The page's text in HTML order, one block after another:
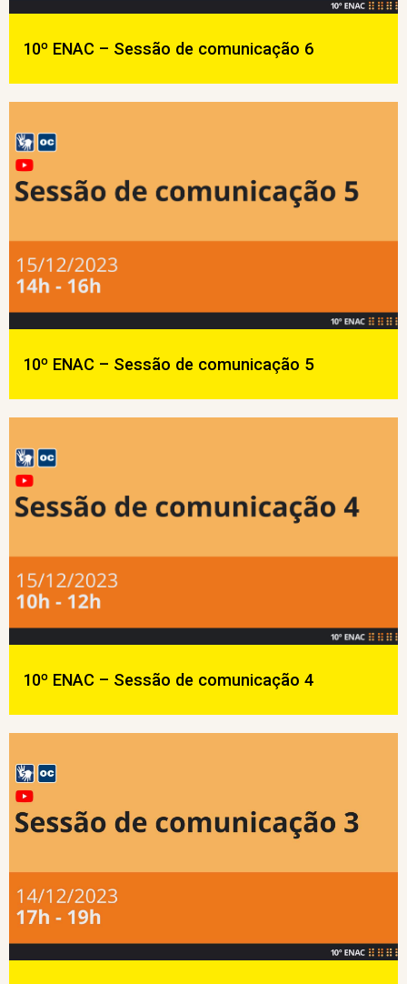
10º ENAC – Sessão de comunicação 6
10º ENAC – Sessão de comunicação 5
10º ENAC – Sessão de comunicação 4